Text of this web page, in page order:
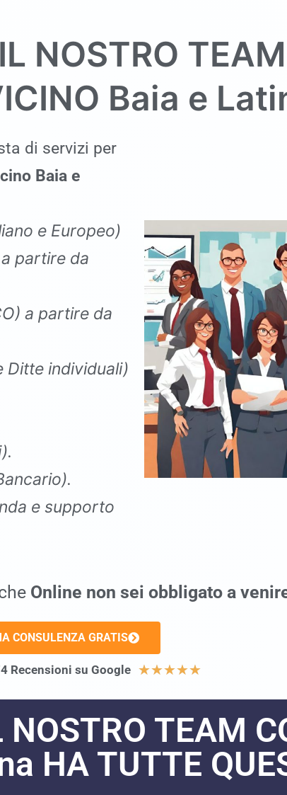
NOSTRO
Baia e
di servizi per
Baia e
e Europeo)
a partire da
) a partire da
Ditte individuali)
e supporto
Online non sei obbligato a
CONSULENZA GRATIS
Recensioni su Google ★★★★★
NOSTRO TEAM
HA TUTTE